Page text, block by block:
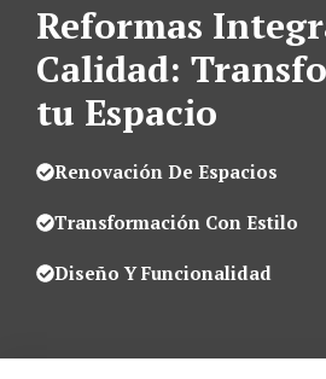
Reformas
Calidad:
tu Espacio
Renovación De Espacios
Transformación Con Estilo
Diseño Y Funcionalidad